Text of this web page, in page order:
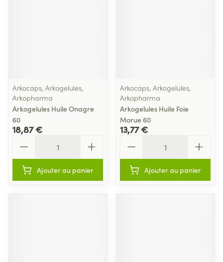
Arkocaps, Arkogelules,
Arkopharma
Arkogelules Huile Onagre
60
18,87 €
Ajouter au panier
Arkocaps, Arkogelules,
Arkopharma
Arkogelules Huile Foie
Morue 60
13,77 €
Ajouter au panier